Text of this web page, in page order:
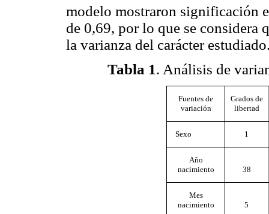
modelo mostraron significación
de 0,69, por lo que se considera
la varianza del carácter
Tabla 1. Análisis de
Fuentes de
variación
Grados de
libertad
Sexo 1
Año
nacimiento
38
Mes
nacimiento
5